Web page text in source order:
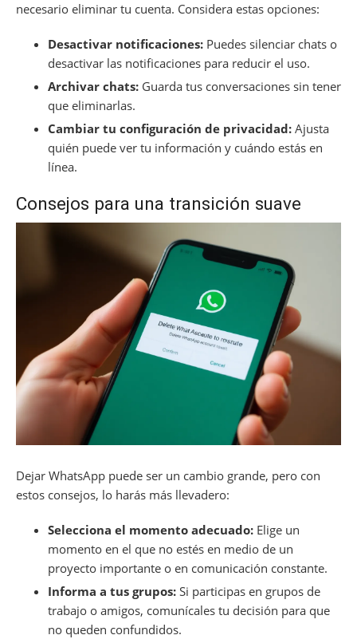
necesario eliminar tu cuenta. Considera estas opciones:
Desactivar notificaciones: Puedes silenciar chats o
desactivar las notificaciones para reducir el uso.
Archivar chats: Guarda tus conversaciones sin tener
que eliminarlas.
Cambiar tu configuración de privacidad: Ajusta
quién puede ver tu información y cuándo estás en
línea.
Consejos para una transición suave
Dejar WhatsApp puede ser un cambio grande, pero con
estos consejos, lo harás más llevadero:
Selecciona el momento adecuado: Elige un
momento en el que no estés en medio de un
proyecto importante o en comunicación constante.
Informa a tus grupos: Si participas en grupos de
trabajo o amigos, comunícales tu decisión para que
no queden confundidos.